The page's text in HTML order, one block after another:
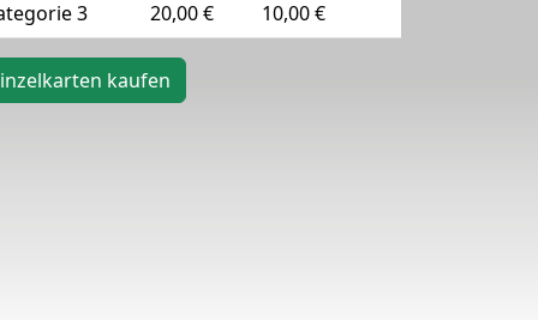
3 20,00 € 10,00 €
kaufen